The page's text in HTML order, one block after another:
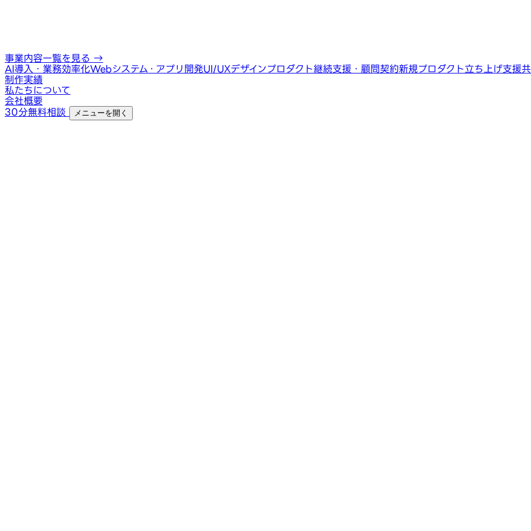
事業内容一覧を見る →
AI導入・業務効率化Webシステム・アプリ開発UI/UXデザインプロダクト継続支援・顧問契約新規プロダクト立ち上げ支援
制作実績
私たちについて
会社概要
30分無料相談
メニューを開く